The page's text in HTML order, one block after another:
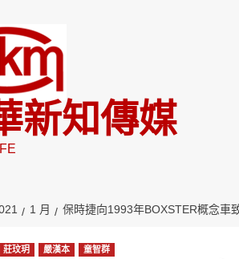
新知傳媒
1 月 保時捷向1993年BOXSTER概念車
莊玟玥 嚴漢本 童智群